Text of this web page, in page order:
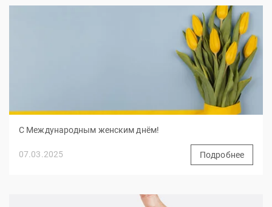
С Международным женским днём!
07.03.2025 Подробнее